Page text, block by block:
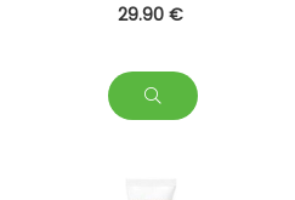
29.90 €